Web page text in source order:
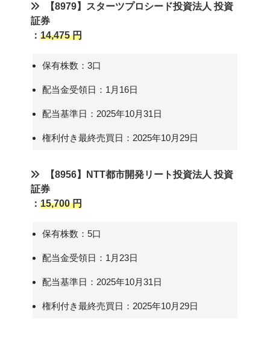
【8979】スターツプロシード投資法人 投資
証券
：14,475 円
保有株数：3口
配当金受領日：1月16日
配当基準日：2025年10月31日
権利付き最終売買日：2025年10月29日
【8956】NTT都市開発リート投資法人 投資
証券
：15,700 円
保有株数：5口
配当金受領日：1月23日
配当基準日：2025年10月31日
権利付き最終売買日：2025年10月29日